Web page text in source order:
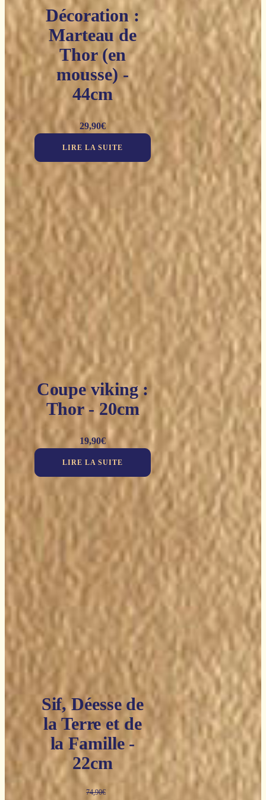
Décoration :
Marteau de
Thor (en
mousse) -
44cm
29,90€
LIRE LA SUITE
Coupe viking :
Thor - 20cm
19,90€
LIRE LA SUITE
Sif, Déesse de
la Terre et de
la Famille -
22cm
74,90€